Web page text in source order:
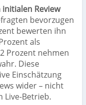
Review
bevorzugen
bewerten ihn
als
Prozent nehmen
Diese
Einschätzung
wider – nicht
Live-Betrieb.